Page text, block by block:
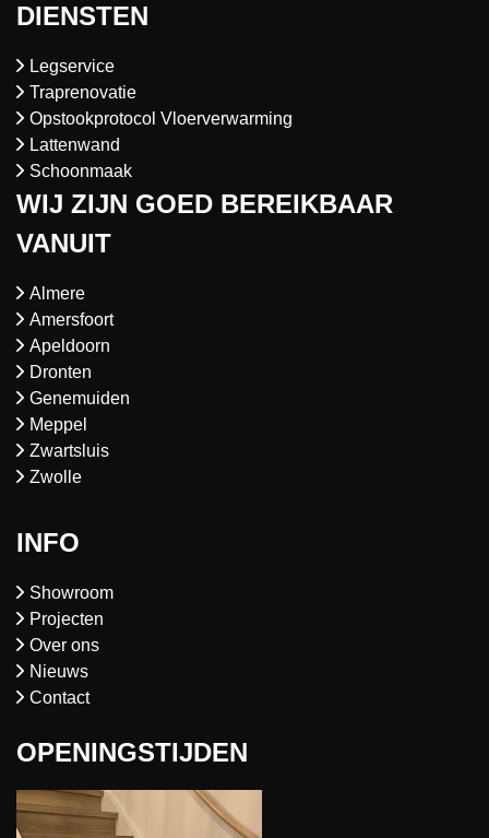
DIENSTEN
Legservice
Traprenovatie
Opstookprotocol Vloerverwarming
Lattenwand
Schoonmaak
WIJ ZIJN GOED BEREIKBAAR
VANUIT
Almere
Amersfoort
Apeldoorn
Dronten
Genemuiden
Meppel
Zwartsluis
Zwolle
INFO
Showroom
Projecten
Over ons
Nieuws
Contact
OPENINGSTIJDEN